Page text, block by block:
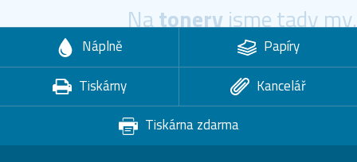
Natoneryjsme tady my.
Náplně
Papíry
Tiskárny
Kancelář
Tiskárna zdarma